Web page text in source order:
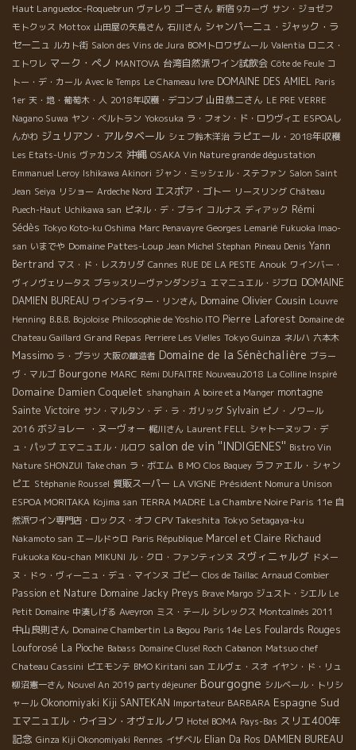
Haut Languedoc-Roquebrun ヴァレり ゴーさん 新宿 9カーヴ サン・ジョゼフ
モトクッス Mottox 山田屋の矢島さん 石川さん シャンパーニュ・ジャック・ラ
セーニュ ルカト街 Salon des Vins de Jura BOMトロワザムール Valentia ロニス・
エトワレ マーク・ペノ MANTOVA 台湾自然派ワイン試飲会 Côte de Feule コ
トー・デ・カール Avec le Temps Le Chameau Ivre DOMAINE DES AMIEL Paris
1er 天・地・葡萄木・人 2018年収穫・デコンブ 山田恭二さん LE PRE VERRE
Nagano Suwa ヤン・ベルトラン Yokosuka ラ・フォン・ド・ロりヴィエ ESPOAし
んかわ ジュリアン・アルタベール シェフ鈴木洋治 ラピエール・2018年収穫
Les Etats-Unis ヴァカンス 沖縄 OSAKA Vin Nature grande dégustation
Emmanuel Leroy Ishikawa Akinori ジャン・ミッシェル・ステファン Salon Saint
Jean Seiya リショー Ardeche Nord エスポア・ゴトー リースリング Château
Puech-Haut Uchikawa san ピネル・デ・ブライ コルナス ディアック Rémi
Sédès Tokyo Koto-ku Oshima Marc Penavayre Georges Lemarié Fukuoka Imao-
san いまでや Domaine Pattes-Loup Jean Michel Stephan Pineau Denis Yann
Bertrand マス・ド・レスカリダ Cannes RUE DE LA PESTE Anouk ワインバー・
ヴィノヴェリータス ブラッスリーヴァンダンジュ エマニュエル・ジブロ DOMAINE
DAMIEN BUREAU ワインライター・リンさん Domaine Olivier Cousin Louvre
Henning B.B.B. Bojoloise Philosophie de Yoshio ITO Pierre Laforest Domaine de
Chateau Gaillard Grand Repas Perriere Les Vielles Tokyo Guinza ネルハ 六本木
Massimo ラ・プラツ 大阪の醸造者 Domaine de la Sénèchalière ブラー
ヴ・マルゴ Bourgone MARC Rémi DUFAITRE Nouveau2018 La Colline Inspiré
Domaine Damien Coquelet shanghain A boire et a Manger montagne
Sainte Victoire サン・マルタン・デ・ラ・ガリッグ Sylvain ピノ・ノワール
2016 ボジョレー ・ヌーヴォー 梶川さん Laurent FELL シャトーヌッフ・デ
ュ・パップ エマニュエル・ルロワ salon de vin ''INDIGENES'' Bistro Vin
Nature SHONZUI Take chan ラ・ボエム ＢＭО Clos Baquey ラファエル・シャン
ピエ Stéphanie Roussel 質販スーパー LA VIGNE Président Nomura Unison
ESPOA MORITAKA Kojima san TERRA MADRE La Chambre Noire Paris 11e 自
然派ワイン専門店・ロックス・オフ CPV Takeshita Tokyo Setagaya-ku
Nakamoto san エールドゥロ Paris République Marcel et Claire Richaud
Fukuoka Kou-chan MIKUNI ル・クロ・ファンティンヌ スヴィニャルグ ドメー
ヌ・ドゥ・ヴィーニュ・デュ・マインヌ ゴビー Clos de Taillac Arnaud Combier
Passion et Nature Domaine Jacky Preys Brave Margo ジュスト・シエル Le
Petit Domaine 中湊しげる Aveyron ミス・テール シレックス Montcalmès 2011
中山良則さん Domaine Chambertin La Begou Paris 14e Les Foulards Rouges
Louforosé La Pioche Babass Domaine Clusel Roch Cabanon Matsuo chef
Chateau Cassini ピエモンテ BMO Kiritani san エルヴェ・スオ イヤン・ド・リュ
柳沼憲一さん Nouvel An 2019 party déjeuner Bourgogne シルベール・トリシ
ャール Okonomiyaki Kiji SANTEKAN Importateur BARBARA Espagne Sud
エマニュエル・ウイヨン・オヴェルノワ Hotel BOMA Pays-Bas スリエ400年
記念 Ginza Kiji Okonomiyaki Rennes イザベル Elian Da Ros DAMIEN BUREAU